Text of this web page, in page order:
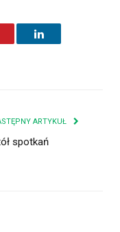
LinkedIn
ARTYKUŁ
spotkań